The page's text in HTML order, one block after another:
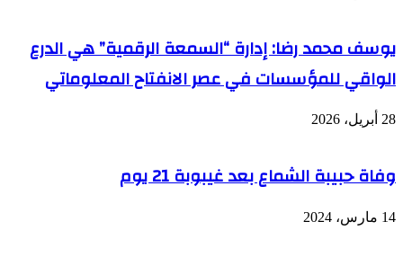
يوسف محمد رضا: إدارة “السمعة الرقمية” هي الدرع
الواقي للمؤسسات في عصر الانفتاح المعلوماتي
28 أبريل، 2026
وفاة حبيبة الشماع بعد غيبوبة 21 يوم
14 مارس، 2024